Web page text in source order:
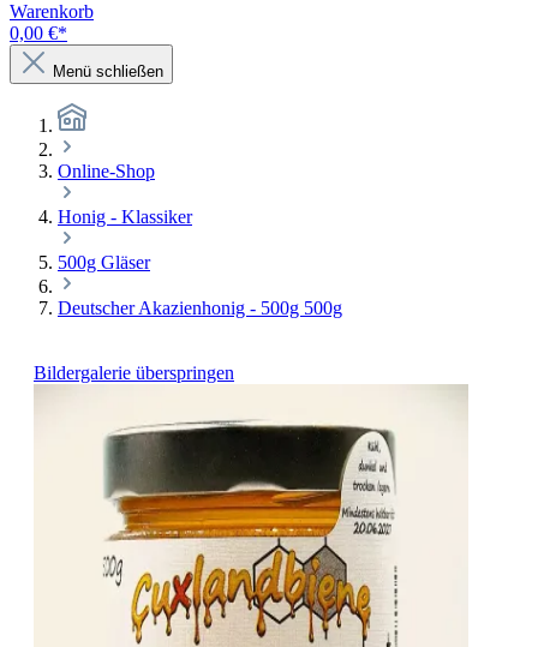
Warenkorb
0,00 €*
Menü schließen
Online-Shop
Honig - Klassiker
500g Gläser
Deutscher Akazienhonig - 500g 500g
Bildergalerie überspringen